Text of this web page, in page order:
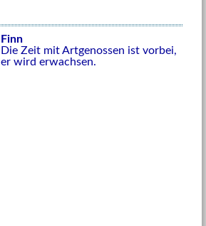
Finn
Die Zeit mit Artgenossen ist vorbei,
er wird erwachsen.